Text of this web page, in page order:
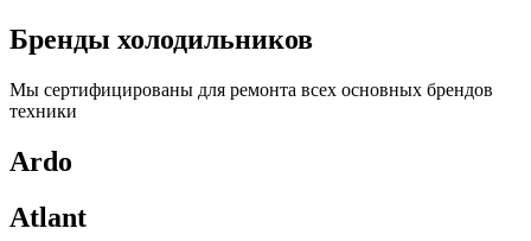
Бренды холодильников
Мы сертифицированы для ремонта всех основных брендов
техники
Ardo
Atlant